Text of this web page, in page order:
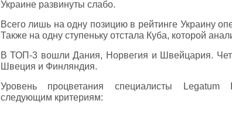
Украине развинуты слабо.
Всего лишь на одну позицию в рейтинге Украину
Также на одну ступеньку отстала Куба, которой
В ТОП-3 вошли Дания, Норвегия и Швейцария.
Швеция и Финляндия.
Уровень процветания специалисты Legatum
следующим критериям: